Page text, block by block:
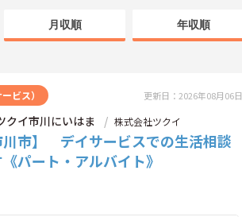
月収順 年収順
ビス） 更新日：2026年08月06日
クイ市川にいはま 株式会社ツクイ
川市】 デイサービスでの生活相談
パート・アルバイト》